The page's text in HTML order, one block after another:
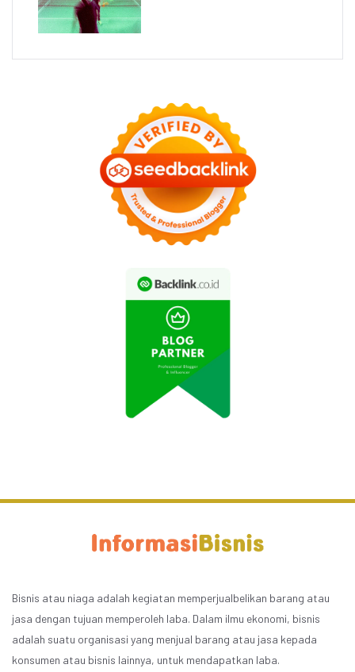
Bisnis atau niaga adalah kegiatan memperjualbelikan barang atau
jasa dengan tujuan memperoleh laba. Dalam ilmu ekonomi, bisnis
adalah suatu organisasi yang menjual barang atau jasa kepada
konsumen atau bisnis lainnya, untuk mendapatkan laba.